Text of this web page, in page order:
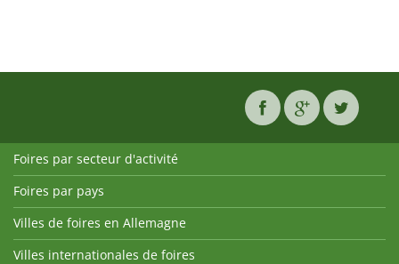
Foires par secteur d'activité
Foires par pays
Villes de foires en Allemagne
Villes internationales de foires